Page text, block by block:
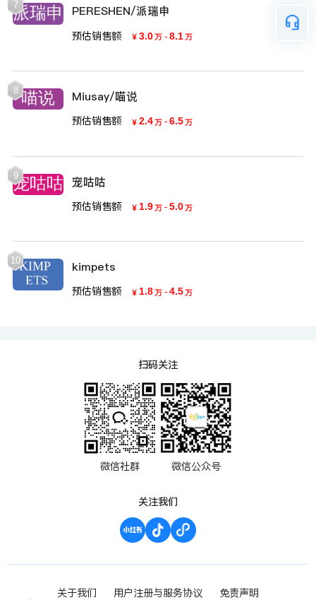
7 PERESHEN/派瑞申
预估销售额 ￥ 3.0万 - 8.1万
8 Miusay/喵说
预估销售额 ￥ 2.4万 - 6.5万
9 宠咕咕
预估销售额 ￥ 1.9万 - 5.0万
10 kimpets
预估销售额 ￥ 1.8万 - 4.5万
扫码关注
微信社群 微信公众号
关注我们
关于我们 用户注册与服务协议 免责声明